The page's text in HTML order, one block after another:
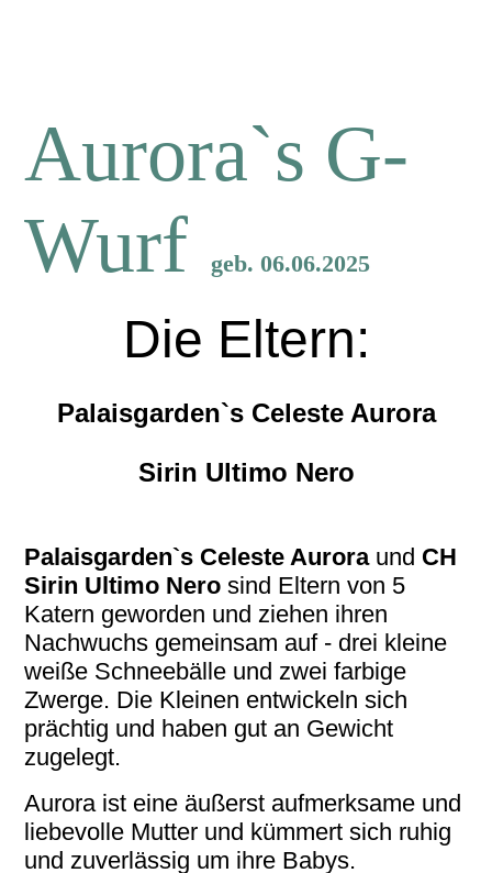
Aurora`s G-
Wurf
geb. 06.06.2025
Die Eltern:
Palaisgarden`s Celeste Aurora
Sirin Ultimo Nero
Palaisgarden`s Celeste Auroraund CH
Sirin Ultimo Nerosind Eltern von 5
Katern geworden und ziehen ihren
Nachwuchs gemeinsam auf - drei kleine
weiße Schneebälle und zwei farbige
Zwerge. Die Kleinen entwickeln sich
prächtig und haben gut an Gewicht
zugelegt.
Aurora ist eine äußerst aufmerksame und
liebevolle Mutter und kümmert sich ruhig
und zuverlässig um ihre Babys.